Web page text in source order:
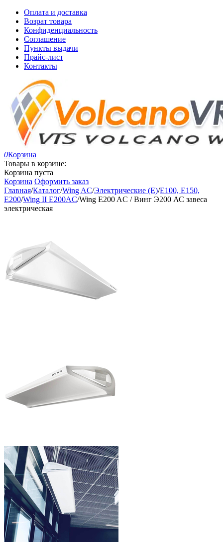
Оплата и доставка
Возрат товара
Конфиденциальность
Соглашение
Пункты выдачи
Прайс-лист
Контакты
0Корзина
Товары в корзине:
Корзина пуста
Корзина Оформить заказ
Главная/Каталог/Wing AC/Электрические (E)/E100, E150,
E200/Wing II E200AC/Wing E200 AC / Винг Э200 АС завеса
электрическая